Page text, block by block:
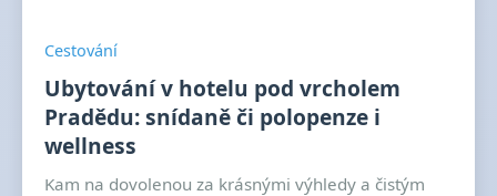
Cestování
Ubytování v hotelu pod vrcholem
Pradědu: snídaně či polopenze i
wellness
Kam na dovolenou za krásnými výhledy a čistým